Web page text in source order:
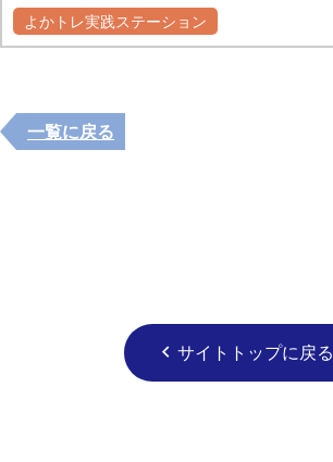
よかトレ実践ステーション
一覧に戻る
chevron_left サイトトップに戻る